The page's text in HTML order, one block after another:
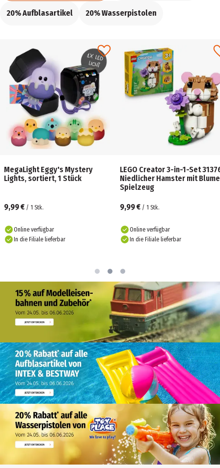
20% Aufblasartikel 20% Wasserpistolen
MegaLight Eggy's Mystery
Lights, sortiert, 1 Stück
9,99 € / 1 Stk.
Online verfügbar
In die Filiale lieferbar
LEGO Creator 3-in-1-Set
Niedlicher Hamster mit
Spielzeug
9,99 € / 1 Stk.
Online verfügbar
In die Filiale lieferbar